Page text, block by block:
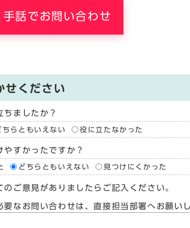
手話でお問い合わせ
せください
ちましたか？
ちらともいえない 役に立たなかった
やすかったですか？
どちらともいえない 見つけにくかった
のご意見がありましたらご記入ください。
要なお問い合わせは、直接担当部署へお願